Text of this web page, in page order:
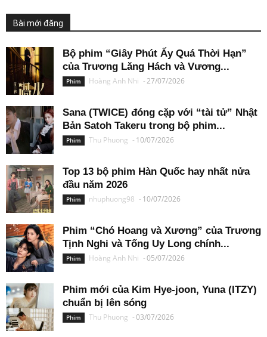
Bài mới đăng
Bộ phim “Giây Phút Ấy Quá Thời Hạn”
của Trương Lăng Hách và Vương...
Phim Hoàng Anh Nhi -27/07/2026
Sana (TWICE) đóng cặp với “tài tử” Nhật
Bản Satoh Takeru trong bộ phim...
Phim Thu Phuong - 10/07/2026
Top 13 bộ phim Hàn Quốc hay nhất nửa
đầu năm 2026
Phim nhuphuong98 - 10/07/2026
Phim “Chó Hoang và Xương” của Trương
Tịnh Nghi và Tống Uy Long chính...
Phim Hoàng Anh Nhi -05/07/2026
Phim mới của Kim Hye-joon, Yuna (ITZY)
chuẩn bị lên sóng
Phim Thu Phuong -03/07/2026